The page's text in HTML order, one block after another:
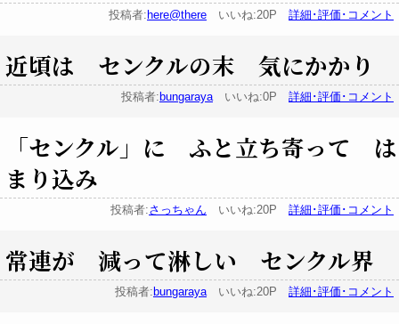
投稿者: here@there いいね:20P 詳細･評価･コメント
近頃は センクルの末 気にかかり
投稿者: bungarayaいいね:0P 詳細･評価･コメント
「センクル」に ふと立ち寄って は
まり込み
投稿者:さっちゃん いいね:20P 詳細･評価･コメント
常連が 減って淋しい センクル界
投稿者: bungarayaいいね:20P 詳細･評価･コメント